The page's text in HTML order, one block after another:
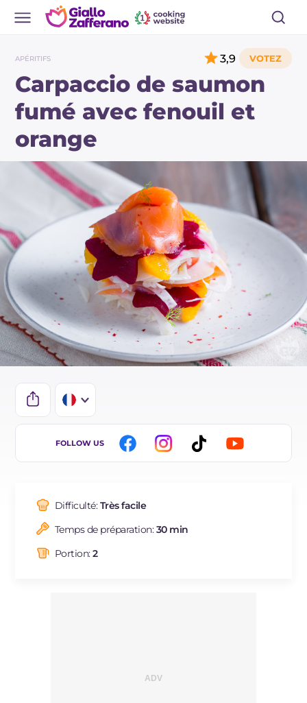
APÉRITIFS
Carpaccio de saumon
fumé avec fenouil et
orange
3,9
IT
BR
FOLLOW US
Difficulté:Très facile
Temps de préparation:30 min
Portion:2